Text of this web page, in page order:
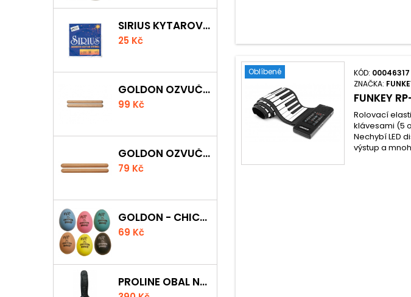
SIRIUS KYTAROVÁ STRUNA
25 Kč
GOLDON OZVUČNÁ DŘÍVKA 18 X 200MM
99 Kč
GOLDON OZVUČNÁ DŘÍVKA 15 X 150MM
79 Kč
GOLDON - CHICKEN SHAKER
69 Kč
PROLINE OBAL NA AKUSTICKOU KYTARU S 5 MM POLSTROVÁNÍM
Oblíbené KÓD: 00046317
ZNAČKA:
FUNKEY
Rolovací
klávesami (5
Nechybí LED
výstup a